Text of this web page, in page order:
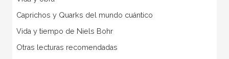
Caprichos y Quarks del mundo cuántico
Vida y tiempo de Niels Bohr
Otras lecturas recomendadas